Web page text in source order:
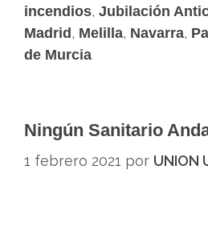
incendios, Jubilación
Madrid, Melilla, Navarra,
de Murcia
Ningún Sanitario
1 febrero 2021 por UNION